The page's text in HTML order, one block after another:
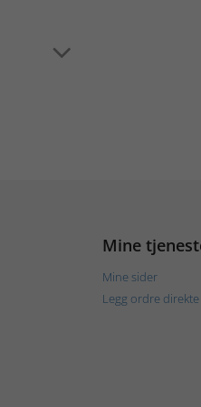
Mine
Mine sider
Legg ordre direkte